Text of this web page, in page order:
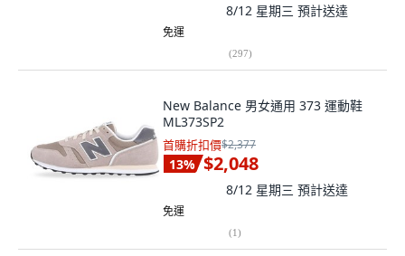
8/12 星期三 預計送達
免運
(297)
New Balance 男女通用 373 運動鞋
ML373SP2
首購折扣價$2,377
13% $2,048
8/12 星期三 預計送達
免運
(1)